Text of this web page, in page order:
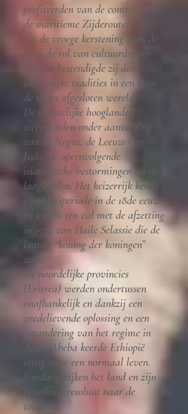
profiteerden van de controle over
de maritieme Zijderoute.
Na de vroege kerstening nam de
Kerk de rol van cultuurdrager
over en bestendigde zij de
christelijke tradities in een door
de islam afgesloten wereld.
De christelijke hooglanden
weerstonden onder aanvoering
van de Negus, de Leeuw van
Juda, de opeenvolgende
islamitische bestormingen uit de
laaglanden. Het keizerrijk kende
zijn bloeiperiode in de 18de eeuw
en kwam ten val met de afzetting
in 1974 van Haile Selassie die de
laatste “koning der koningen”
was.
De noordelijke provincies
(Eritrea) werden ondertussen
onafhankelijk en dankzij een
vredelievende oplossing en een
verandering van het regime in
Addis Abeba keerde Ethiopië
terug naar een normaal leven.
Vandaag kijken het land en zijn
bevolking resoluut naar de
toekomst.